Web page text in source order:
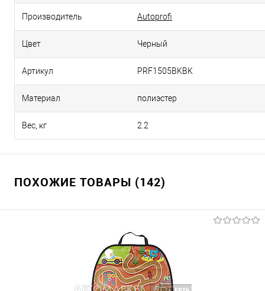
Производитель Autoprofi
Цвет Черный
Артикул PRF1505BKBK
Материал полиэстер
Вес, кг 2.2
ПОХОЖИЕ ТОВАРЫ (142)